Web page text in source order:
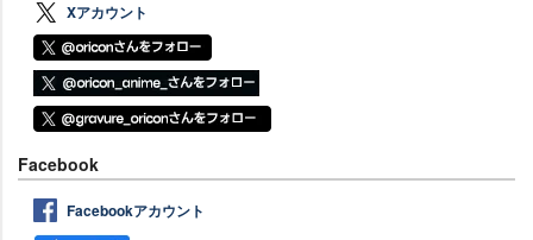
Xアカウント
Facebook
Facebookアカウント